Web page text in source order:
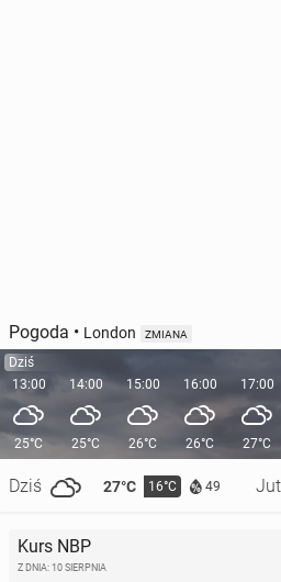
Pogoda • London ZMIANA
Dziś
13:00
25°C
Dziś 27°C 16°C 49
14:00
25°C
15:00
26°C
16:00
26°C
17:00
27°C
Kurs NBP
Z DNIA: 10 SIERPNIA